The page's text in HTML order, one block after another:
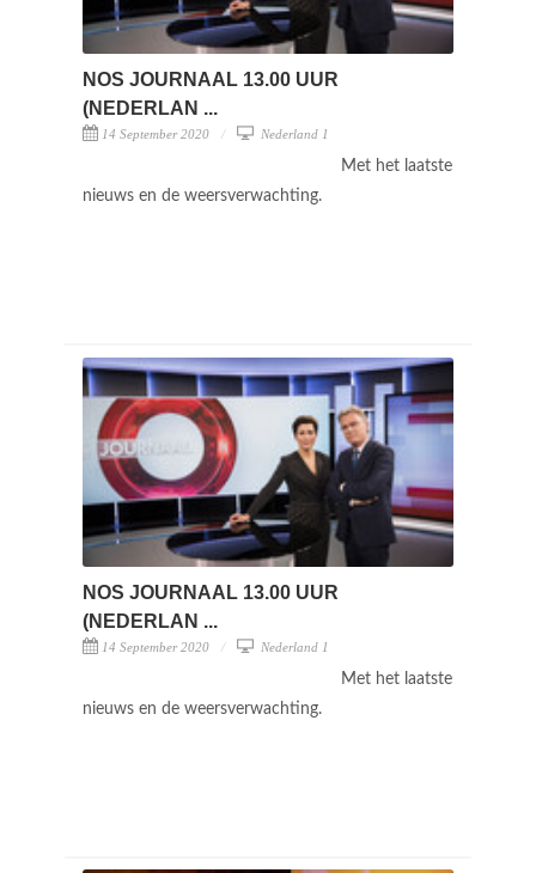
NOS JOURNAAL 13.00 UUR
(NEDERLAN ...
14 September 2020 Nederland 1
Met het laatste
nieuws en de weersverwachting.
NOS JOURNAAL 13.00 UUR
(NEDERLAN ...
14 September 2020 Nederland 1
Met het laatste
nieuws en de weersverwachting.